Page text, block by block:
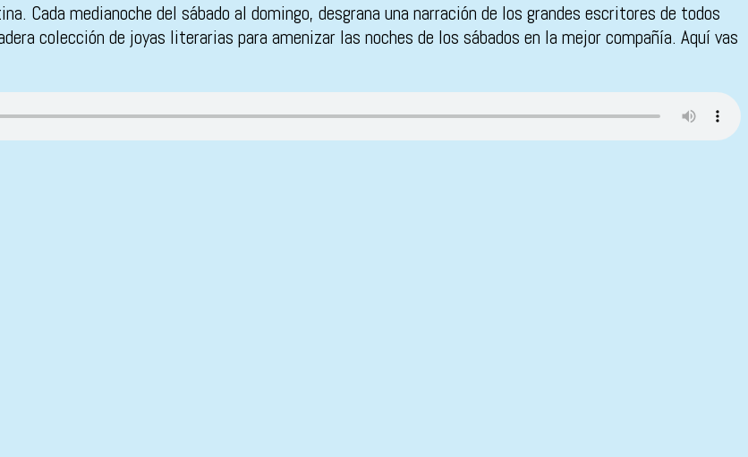
Cada medianoche del sábado al domingo, desgrana una narración de los grandes escritores de todos
colección de joyas literarias para amenizar las noches de los sábados en la mejor compañía. Aquí vas